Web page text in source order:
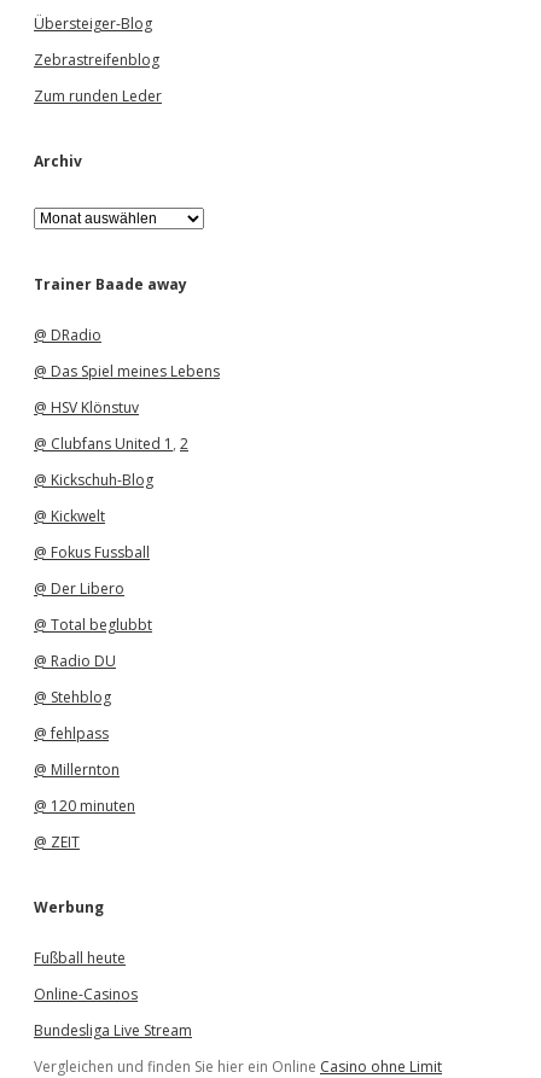
Übersteiger-Blog
Zebrastreifenblog
Zum runden Leder
Archiv
A
r
h
Trainer Baade away
@ DRadio
@ Das Spiel meines Lebens
@ HSV Klönstuv
@ Clubfans United 1 , 2
@ Kickschuh-Blog
@ Kickwelt
@ Fokus Fussball
@ Der Libero
@ Total beglubbt
@ Radio DU
@ Stehblog
@ fehlpass
@ Millernton
@ 120 minuten
@ ZEIT
Werbung
Fußball heute
Online-Casinos
Bundesliga Live Stream
Vergleichen und finden Sie hier ein Online Casino ohne Limit